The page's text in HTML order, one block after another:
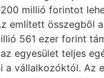
millió forintot
említett összegből
561 ezer forint
egyesület teljes
a vállalkozóktól. Az